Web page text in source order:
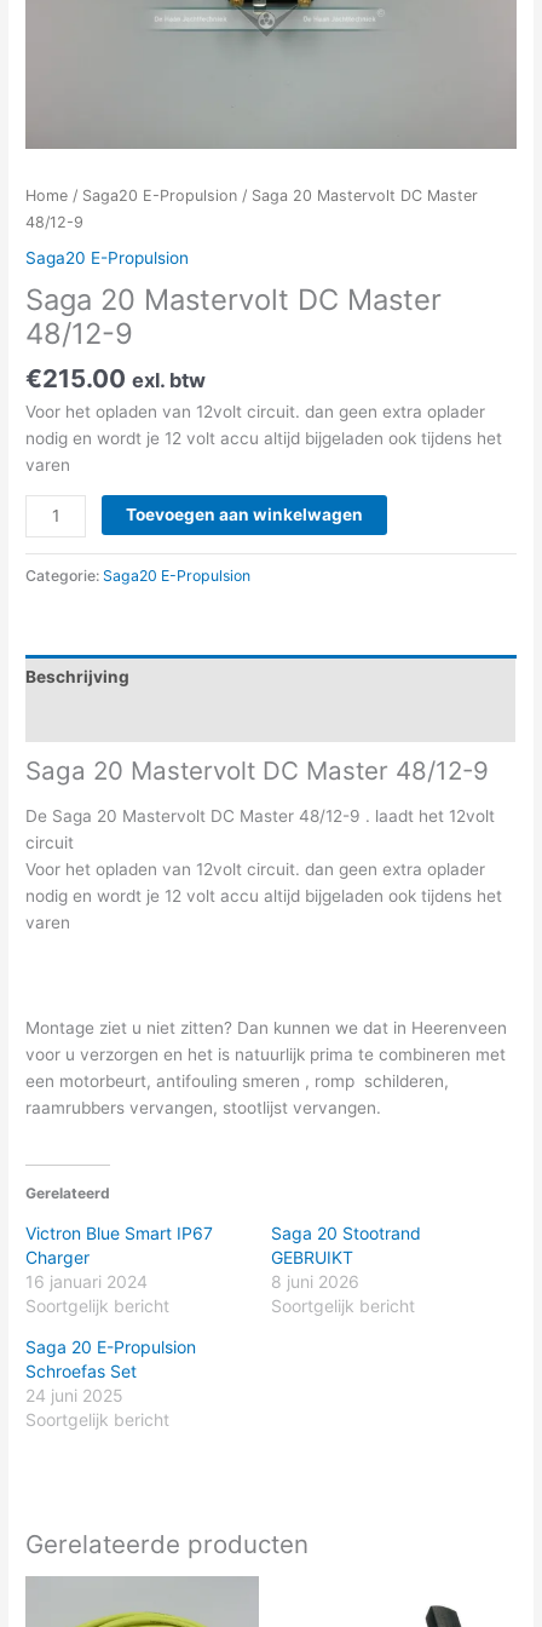
Home / Saga20 E-Propulsion / Saga 20 Mastervolt DC Master
48/12-9
Saga20 E-Propulsion
Saga 20 Mastervolt DC Master
48/12-9
€215.00 exl. btw
Voor het opladen van 12volt circuit. dan geen extra oplader
nodig en wordt je 12 volt accu altijd bijgeladen ook tijdens het
varen
Toevoegen aan winkelwagen
Categorie:Saga20 E-Propulsion
Beschrijving
Saga 20 Mastervolt DC Master 48/12-9
De Saga 20 Mastervolt DC Master 48/12-9 . laadt het 12volt
circuit
Voor het opladen van 12volt circuit. dan geen extra oplader
nodig en wordt je 12 volt accu altijd bijgeladen ook tijdens het
varen
Montage ziet u niet zitten? Dan kunnen we dat in Heerenveen
voor u verzorgen en het is natuurlijk prima te combineren met
een motorbeurt, antifouling smeren , romp schilderen,
raamrubbers vervangen, stootlijst vervangen.
Gerelateerd
Victron Blue Smart IP67
Charger
16 januari 2024
Soortgelijk bericht
Saga 20 Stootrand
GEBRUIKT
8 juni 2026
Soortgelijk bericht
Saga 20 E-Propulsion
Schroefas Set
24 juni 2025
Soortgelijk bericht
Gerelateerde producten
tot